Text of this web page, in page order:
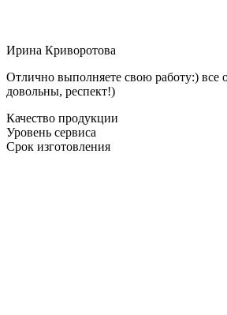
Ирина Криворотова
Отлично выполняете свою работу:) все
довольны, респект!)
Качество продукции
Уровень сервиса
Срок изготовления